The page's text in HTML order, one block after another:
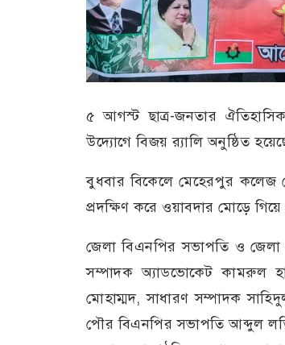
৫ আগস্ট ছাত্র-জনতার ঐতিহাসিক
উদ্যোগে বিজয় র‍্যালি অনুষ্ঠিত
বুধবার বিকেলে মেহেরপুর কলেজ
প্রদক্ষিণ করে ওয়াবদার মোড়ে
জেলা বিএনপির সভাপতি ও জেলা
সম্পাদক অ্যাডভোকেট কামরুল
মোহাম্মদ, সাধারণ সম্পাদক
পৌর বিএনপির সভাপতি আব্দুল